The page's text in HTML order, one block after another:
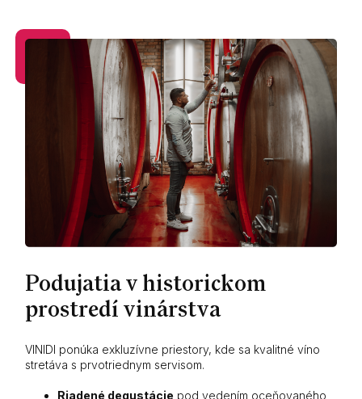
Podujatia v historickom
prostredí vinárstva
VINIDI ponúka exkluzívne priestory, kde sa kvalitné víno
stretáva s prvotriednym servisom.
Riadené degustácie pod vedením oceňovaného